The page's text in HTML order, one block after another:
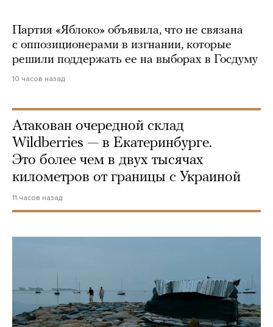
Партия «Яблоко» объявила, что не связана
с оппозиционерами в изгнании, которые
решили поддержать ее на выборах в Госдуму
10 часов назад
Атакован очередной склад
Wildberries — в Екатеринбурге.
Это более чем в двух тысячах
километров от границы с Украиной
11 часов назад